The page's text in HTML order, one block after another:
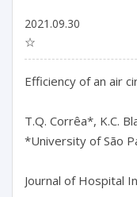
2021.09.30
☆
Efficiency of an air
T.Q. Corrêa*, K.C.
*University of São
Journal of Hospital